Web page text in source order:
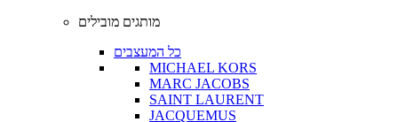
מותגים מובילים
כל המעצבים
MICHAEL KORS
MARC JACOBS
SAINT LAURENT
JACQUEMUS